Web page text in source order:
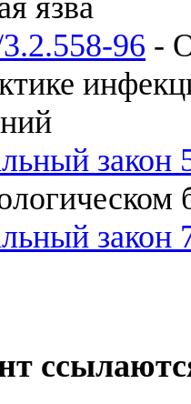
96 -
закон
закон